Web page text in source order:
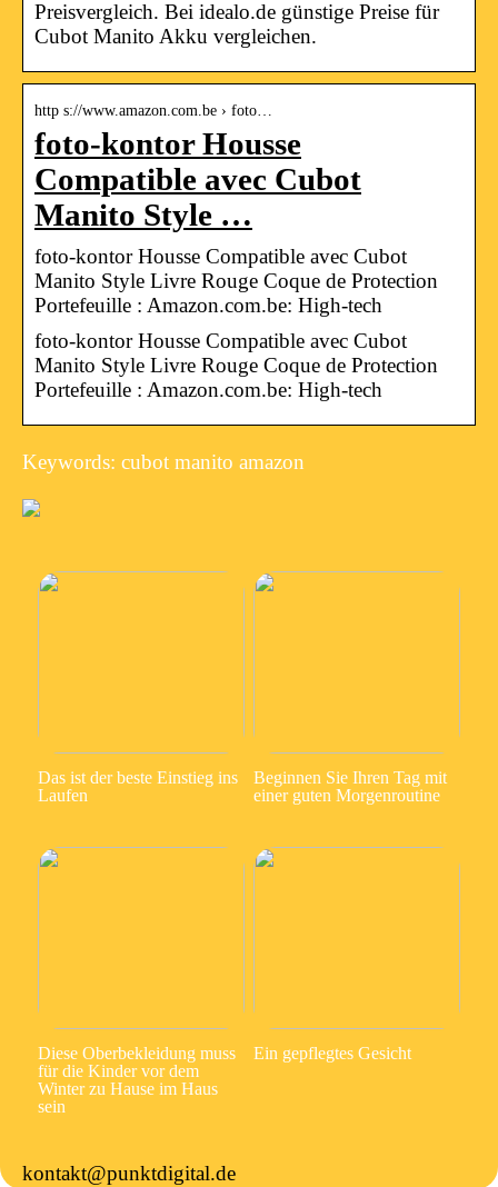
Preisvergleich. Bei idealo.de günstige Preise für
Cubot Manito Akku vergleichen.
http s://www.amazon.com.be › foto…
foto-kontor Housse
Compatible avec Cubot
Manito Style …
foto-kontor Housse Compatible avec Cubot
Manito Style Livre Rouge Coque de Protection
Portefeuille : Amazon.com.be: High-tech
foto-kontor Housse Compatible avec Cubot
Manito Style Livre Rouge Coque de Protection
Portefeuille : Amazon.com.be: High-tech
Keywords: cubot manito amazon
Das ist der beste Einstieg ins
Laufen
Beginnen Sie Ihren Tag mit
einer guten Morgenroutine
Diese Oberbekleidung muss
für die Kinder vor dem
Winter zu Hause im Haus
sein
Ein gepflegtes Gesicht
kontakt@punktdigital.de